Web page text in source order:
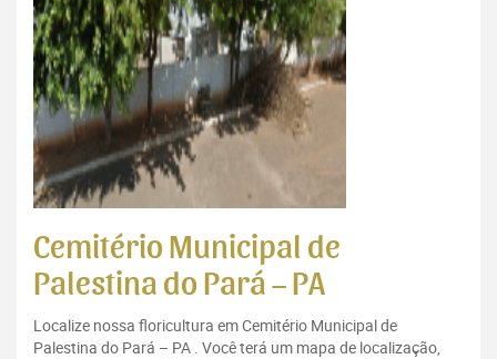
Cemitério Municipal de
Palestina do Pará – PA
Localize nossa floricultura em Cemitério Municipal de
Palestina do Pará – PA . Você terá um mapa de localização,